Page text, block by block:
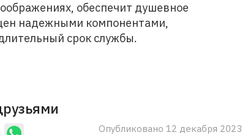
обеспечит душевное
надежными компонентами,
срок службы.
Опубликовано 12 декабря 2023